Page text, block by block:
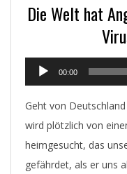
Die Welt hat
Audio-
Player
00:00
Geht von
wird plötzlich von
heimgesucht, das
gefährdet, als er uns